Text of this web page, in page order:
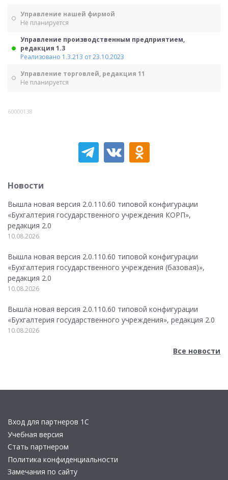
Управление нашей фирмой
Не планируется
Управление производственным предприятием,
редакция 1.3
Реализовано 1.3.213 от 23.10.2023
Управление торговлей, редакция 11
Не планируется
60000138
Новости
Вышла новая версия 2.0.110.60 типовой конфигурации
«Бухгалтерия государственного учреждения КОРП»,
редакция 2.0
10.08.2026
Вышла новая версия 2.0.110.60 типовой конфигурации
«Бухгалтерия государственного учреждения (базовая)»,
редакция 2.0
10.08.2026
Вышла новая версия 2.0.110.60 типовой конфигурации
«Бухгалтерия государственного учреждения», редакция 2.0
10.08.2026
Все новости
Вход для партнеров 1С
Учебная версия
Стать партнером
Политика конфиденциальности
Замечания по сайту